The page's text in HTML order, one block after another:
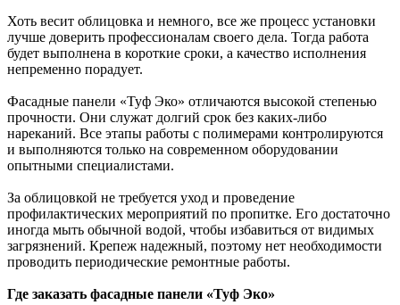
Хоть весит облицовка и немного, все же процесс установки
лучше доверить профессионалам своего дела. Тогда работа
будет выполнена в короткие сроки, а качество исполнения
непременно порадует.
Фасадные панели «Туф Эко» отличаются высокой степенью
прочности. Они служат долгий срок без каких-либо
нареканий. Все этапы работы с полимерами контролируются
и выполняются только на современном оборудовании
опытными специалистами.
За облицовкой не требуется уход и проведение
профилактических мероприятий по пропитке. Его достаточно
иногда мыть обычной водой, чтобы избавиться от видимых
загрязнений. Крепеж надежный, поэтому нет необходимости
проводить периодические ремонтные работы.
Где заказать фасадные панели «Туф Эко»